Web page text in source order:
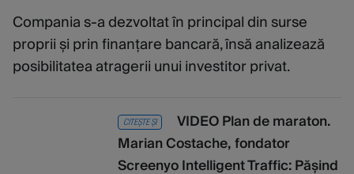
Compania s-a dezvoltat în principal din surse
proprii și prin finanțare bancară, însă analizează
posibilitatea atragerii unui investitor privat.
CITEȘTE ȘI
VIDEO Plan de maraton.
Marian Costache, fondator
Screenyo Intelligent Traffic: Pășind